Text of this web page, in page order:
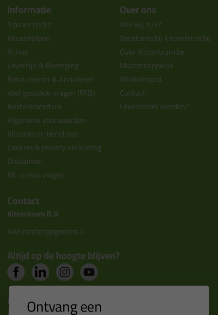
Informatie
Tips en tricks
Keuzehulpen
Acties
Levertijd & Bezorging
Retourneren & Annuleren
Veel gestelde vragen (FAQ)
Bestelprocedure
Algemene voorwaarden
Kitcentrum berichten
Cookies & privacy verklaring
Disclaimer
Kit cursus volgen
Over ons
Wie wij zijn?
Vacatures bij kitcentrum.be
Over Kitcentrum.be
Maatschappelijk
Winkelmand
Contact
Leverancier worden?
Contact
Kitcentrum B.V.
Alle contactgegevens >
Altijd op de hoogte blijven?
Nieuws, tips en exclusieve deals rechtstreeks in je
Ontvang een